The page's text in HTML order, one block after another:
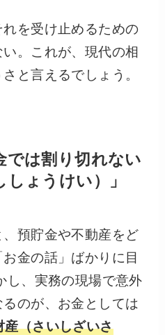
れを受け止めるための
い。これが、現代の相
と言えるでしょう。
は割り切れない
しょうけい）」
預貯金や不動産をど
金の話」ばかりに目
し、実務の現場で意外
のが、お金としては
産（さいしざいさ